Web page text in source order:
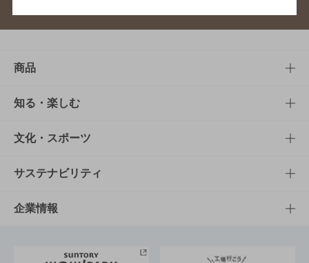
ご意見・ご感想
商品
商品TOP
商品一覧
商品発売情報
栄養成分一覧
知る・楽しむ
知る・楽しむTOP
キャンペーン
工場見学
文化・スポーツ
文化・スポーツTOP
サントリーホール
サステナビリティ
サステナビリティTOP
企業情報